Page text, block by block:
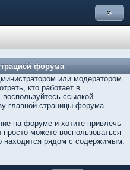
»
форума
или модератором
кто работает в
ссылкой
главной страницы форума.
на форуме и хотите привлечь
можете воспользоваться
находится рядом с содержимым.